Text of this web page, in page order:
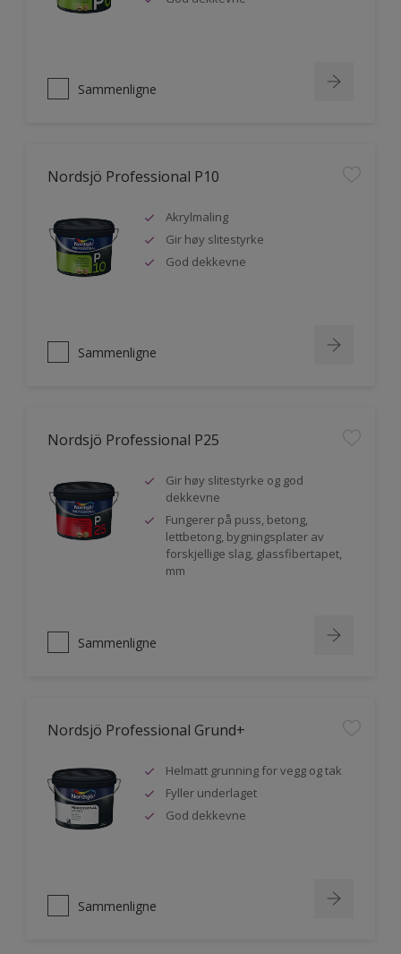
Sammenligne
Nordsjö Professional P10
Akrylmaling
Gir høy slitestyrke
God dekkevne
Sammenligne
Nordsjö Professional P25
Gir høy slitestyrke og god
dekkevne
Fungerer på puss, betong,
lettbetong, bygningsplater av
forskjellige slag, glassfibertapet,
mm
Sammenligne
Nordsjö Professional Grund+
Helmatt grunning for vegg og tak
Fyller underlaget
God dekkevne
Sammenligne